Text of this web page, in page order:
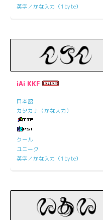
英字／かな入力（1byte）
iAi KKF
日本語
カタカナ（かな入力）
クール
ユニーク
英字／かな入力（1byte）